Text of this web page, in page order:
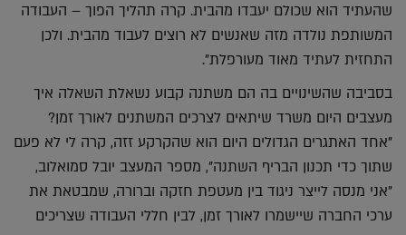
שהעתיד הוא שכולם יעבדו מהבית. קרה תהליך הפוך – העבודה
המשותפת נולדה מזה שאנשים לא רוצים לעבוד מהבית. ולכן
התחזית לעתיד מאוד מעורפלת".
בסביבה שהשינויים בה הם משתנה קבוע נשאלת השאלה איך
מעצבים היום משרד שיתאים לצרכים המשתנים לאורך זמן?
"אחד האתגרים הגדולים היום הוא שהקרקע זזה, קרה לי לא פעם
שתוך כדי תכנון הבריף השתנה", מספר המעצב יובל סמואלוב,
"אני מנסה לייצר ניגוד בין מעטפת חזקה וברורה, שמבטאת את
ערכי החברה שיישמרו לאורך זמן, לבין חללי העבודה שצריכים